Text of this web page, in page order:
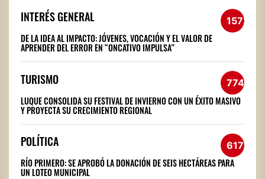
INTERÉS GENERAL 1572
DE LA IDEA AL IMPACTO: JÓVENES, VOCACIÓN Y EL VALOR DE
APRENDER DEL ERROR EN “ONCATIVO IMPULSA”
TURISMO 774
LUQUE CONSOLIDA SU FESTIVAL DE INVIERNO CON UN ÉXITO MASIVO
Y PROYECTA SU CRECIMIENTO REGIONAL
POLÍTICA 617
RÍO PRIMERO: SE APROBÓ LA DONACIÓN DE SEIS HECTÁREAS PARA
UN LOTEO MUNICIPAL